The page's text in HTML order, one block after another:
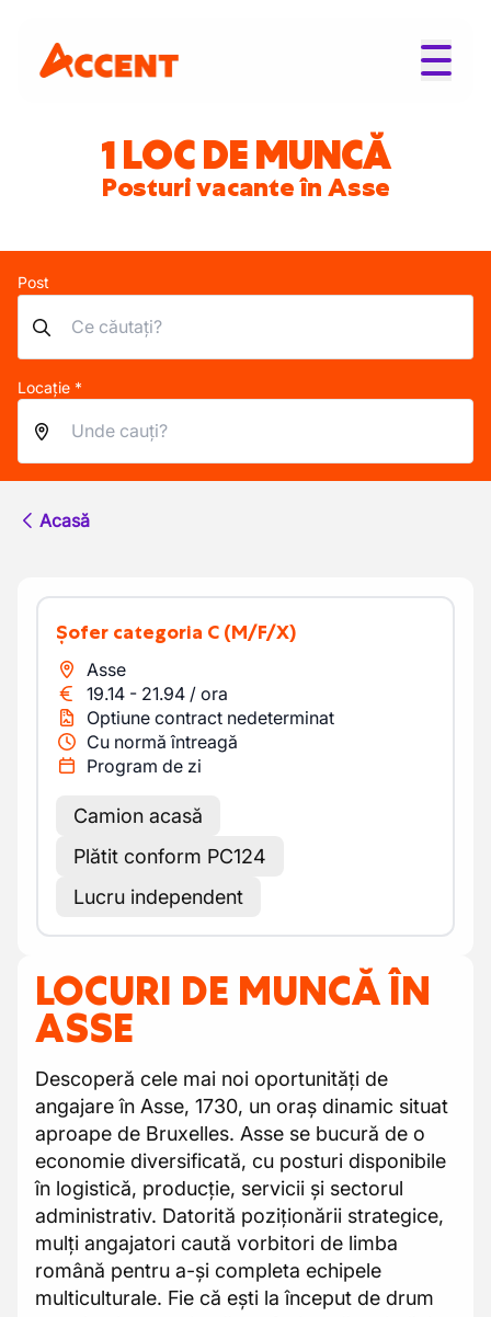
1 LOC DE MUNCĂ
Posturi vacante în Asse
Post
Locație *
Acasă
Șofer categoria C (M/F/X)
Asse
19.14 - 21.94 / ora
Optiune contract nedeterminat
Cu normă întreagă
Program de zi
Camion acasă
Plătit conform PC124
Lucru independent
LOCURI DE MUNCĂ ÎN
ASSE
Descoperă cele mai noi oportunități de
angajare în Asse, 1730, un oraș dinamic situat
aproape de Bruxelles. Asse se bucură de o
economie diversificată, cu posturi disponibile
în logistică, producție, servicii și sectorul
administrativ. Datorită poziționării strategice,
mulți angajatori caută vorbitori de limba
română pentru a-și completa echipele
multiculturale. Fie că ești la început de drum